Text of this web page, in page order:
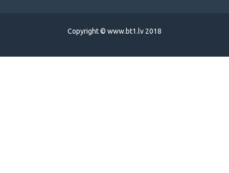
Copyright © www.bt1.lv 2018